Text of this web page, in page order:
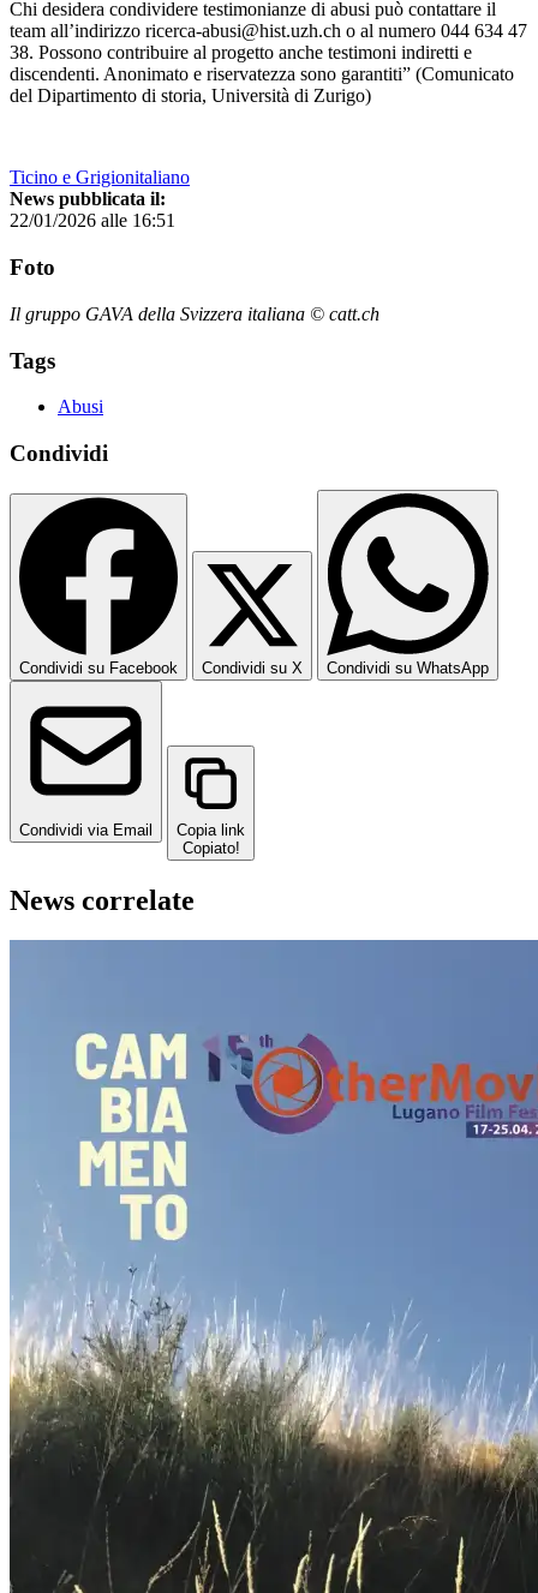
Chi desidera condividere testimonianze di abusi può contattare il
team all’indirizzo ricerca-abusi@hist.uzh.ch o al numero 044 634 47
38. Possono contribuire al progetto anche testimoni indiretti e
discendenti. Anonimato e riservatezza sono garantiti” (Comunicato
del Dipartimento di storia, Università di Zurigo)
Ticino e Grigionitaliano
News pubblicata il:
22/01/2026 alle 16:51
Foto
Il gruppo GAVA della Svizzera italiana © catt.ch
Tags
Abusi
Condividi
Condividi su Facebook Condividi su X Condividi su WhatsApp
Condividi via Email
Copia link
Copiato!
News correlate